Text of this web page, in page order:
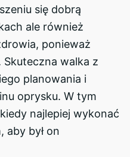
się dobrą
ale również
ponieważ
walka z
planowania i
oprysku. W tym
najlepiej wykonać
aby był on